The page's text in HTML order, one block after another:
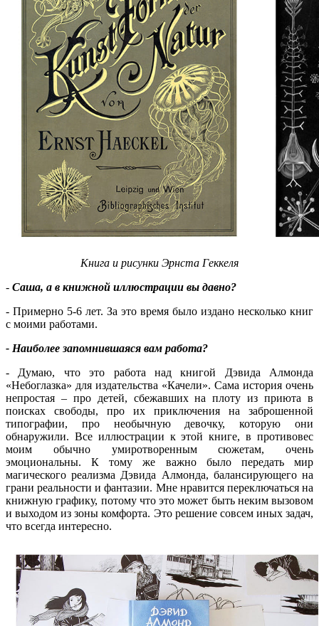
Книга и рисунки Эрнста Геккеля
- Саша, а в книжной иллюстрации вы давно?
- Примерно 5-6 лет. За это время было издано несколько книг
с моими работами.
- Наиболее запомнившаяся вам работа?
- Думаю, что это работа над книгой Дэвида Алмонда
«Небоглазка» для издательства «Качели». Сама история очень
непростая – про детей, сбежавших на плоту из приюта в
поисках свободы, про их приключения на заброшенной
типографии, про необычную девочку, которую они
обнаружили. Все иллюстрации к этой книге, в противовес
моим обычно умиротворенным сюжетам, очень
эмоциональны. К тому же важно было передать мир
магического реализма Дэвида Алмонда, балансирующего на
грани реальности и фантазии. Мне нравится переключаться на
книжную графику, потому что это может быть неким вызовом
и выходом из зоны комфорта. Это решение совсем иных задач,
что всегда интересно.